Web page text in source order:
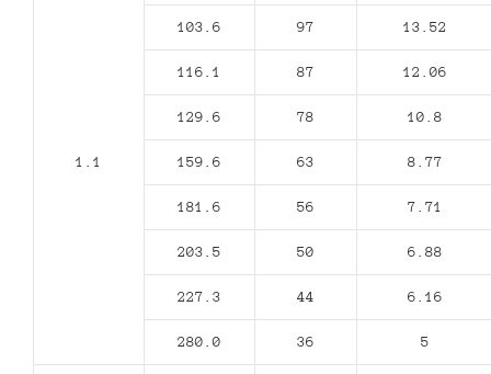
1.1
103.6 97 13.52
116.1 87 12.06
129.6 78 10.8
159.6 63 8.77
181.6 56 7.71
203.5 50 6.88
227.3 44 6.16
280.0 36 5